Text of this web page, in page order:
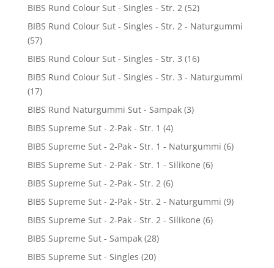
BIBS Rund Colour Sut - Singles - Str. 2 (52)
BIBS Rund Colour Sut - Singles - Str. 2 - Naturgummi
(57)
BIBS Rund Colour Sut - Singles - Str. 3 (16)
BIBS Rund Colour Sut - Singles - Str. 3 - Naturgummi
(17)
BIBS Rund Naturgummi Sut - Sampak (3)
BIBS Supreme Sut - 2-Pak - Str. 1 (4)
BIBS Supreme Sut - 2-Pak - Str. 1 - Naturgummi (6)
BIBS Supreme Sut - 2-Pak - Str. 1 - Silikone (6)
BIBS Supreme Sut - 2-Pak - Str. 2 (6)
BIBS Supreme Sut - 2-Pak - Str. 2 - Naturgummi (9)
BIBS Supreme Sut - 2-Pak - Str. 2 - Silikone (6)
BIBS Supreme Sut - Sampak (28)
BIBS Supreme Sut - Singles (20)